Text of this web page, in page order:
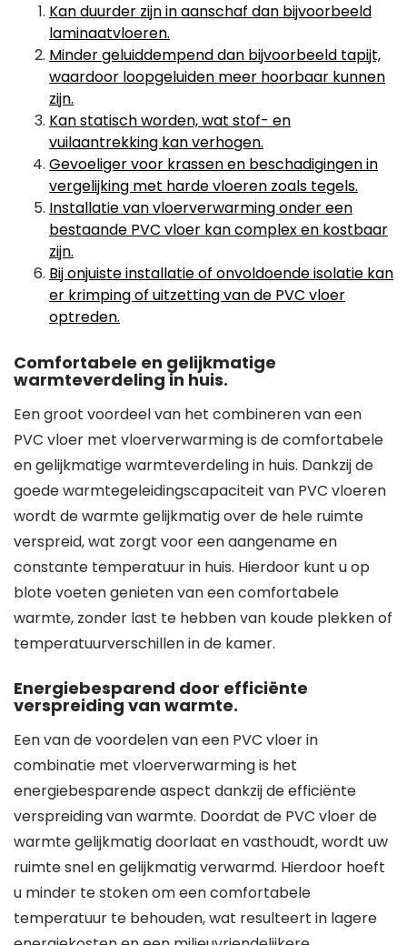
Kan duurder zijn in aanschaf dan bijvoorbeeld
laminaatvloeren.
Minder geluiddempend dan bijvoorbeeld tapijt,
waardoor loopgeluiden meer hoorbaar kunnen
zijn.
Kan statisch worden, wat stof- en
vuilaantrekking kan verhogen.
Gevoeliger voor krassen en beschadigingen in
vergelijking met harde vloeren zoals tegels.
Installatie van vloerverwarming onder een
bestaande PVC vloer kan complex en kostbaar
zijn.
Bij onjuiste installatie of onvoldoende isolatie kan
er krimping of uitzetting van de PVC vloer
optreden.
Comfortabele en gelijkmatige
warmteverdeling in huis.
Een groot voordeel van het combineren van een
PVC vloer met vloerverwarming is de comfortabele
en gelijkmatige warmteverdeling in huis. Dankzij de
goede warmtegeleidingscapaciteit van PVC vloeren
wordt de warmte gelijkmatig over de hele ruimte
verspreid, wat zorgt voor een aangename en
constante temperatuur in huis. Hierdoor kunt u op
blote voeten genieten van een comfortabele
warmte, zonder last te hebben van koude plekken of
temperatuurverschillen in de kamer.
Energiebesparend door efficiënte
verspreiding van warmte.
Een van de voordelen van een PVC vloer in
combinatie met vloerverwarming is het
energiebesparende aspect dankzij de efficiënte
verspreiding van warmte. Doordat de PVC vloer de
warmte gelijkmatig doorlaat en vasthoudt, wordt uw
ruimte snel en gelijkmatig verwarmd. Hierdoor hoeft
u minder te stoken om een comfortabele
temperatuur te behouden, wat resulteert in lagere